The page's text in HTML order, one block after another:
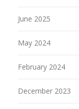
June 2025
May 2024
February 2024
December 2023